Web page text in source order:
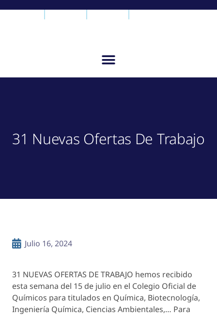
31 Nuevas Ofertas De Trabajo
Julio 16, 2024
31 NUEVAS OFERTAS DE TRABAJO hemos recibido
esta semana del 15 de julio en el Colegio Oficial de
Químicos para titulados en Química, Biotecnología,
Ingeniería Química, Ciencias Ambientales,… Para